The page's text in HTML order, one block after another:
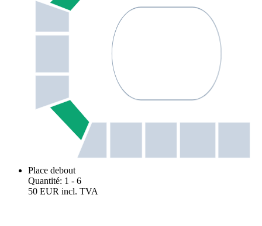
Place debout
Quantité: 1 - 6
50 EUR incl. TVA